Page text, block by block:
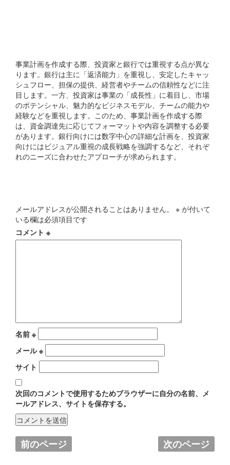
事業計画を作成する際、投資家と銀行では重視する点が異な
ります。銀行は主に「返済能力」を重視し、安定したキャッ
シュフロー、担保の提供、経営者やチームの信頼性などに注
目します。一方、投資家は事業の「成長性」に着目し、市場
のポテンシャル、魅力的なビジネスモデル、チームの能力や
経験などを重視します。このため、事業計画を作成する際
は、資金調達先に応じてフォーマットや内容を調整する必要
があります。銀行向けには数字中心の詳細な計画を、投資家
向けにはビジュアル重視の成長戦略を強調するなど、それぞ
れのニーズに合わせたアプローチが求められます。
メールアドレスが公開されることはありません。 ※ が付いて
いる欄は必須項目です
コメント ※
名前 ※
メール※
サイト
次回のコメントで使用するためブラウザーに自分の名前、メ
ールアドレス、サイトを保存する。
前のページ 次のページ